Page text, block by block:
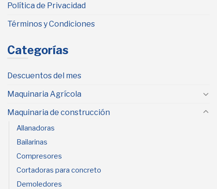
Política de Privacidad
Términos y Condiciones
Categorías
Descuentos del mes
Maquinaria Agrícola
Maquinaria de construcción
Allanadoras
Bailarinas
Compresores
Cortadoras para concreto
Demoledores